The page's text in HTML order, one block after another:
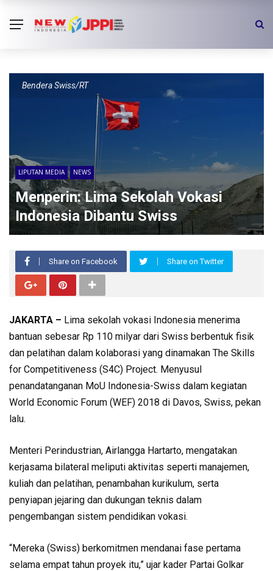
Bendera Swiss/RT
LIPUTAN MEDIA NEWS
Menperin: Lima Sekolah Vokasi
Indonesia Dibantu Swiss
Share on Facebook Share on Twitter
JAKARTA – Lima sekolah vokasi Indonesia menerima
bantuan sebesar Rp 110 milyar dari Swiss berbentuk fisik
dan pelatihan dalam kolaborasi yang dinamakan The Skills
for Competitiveness (S4C) Project. Menyusul
penandatanganan MoU Indonesia-Swiss dalam kegiatan
World Economic Forum (WEF) 2018 di Davos, Swiss, pekan
lalu.
Menteri Perindustrian, Airlangga Hartarto, mengatakan
kerjasama bilateral meliputi aktivitas seperti manajemen,
kuliah dan pelatihan, penambahan kurikulum, serta
penyiapan jejaring dan dukungan teknis dalam
pengembangan sistem pendidikan vokasi.
“Mereka (Swiss) berkomitmen mendanai fase pertama
selama empat tahun proyek itu,” ujar kader Partai Golkar